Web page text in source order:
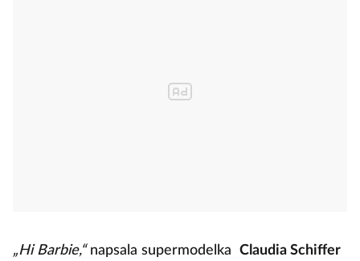
„Hi Barbie,“napsala supermodelka
Claudia Schiffer